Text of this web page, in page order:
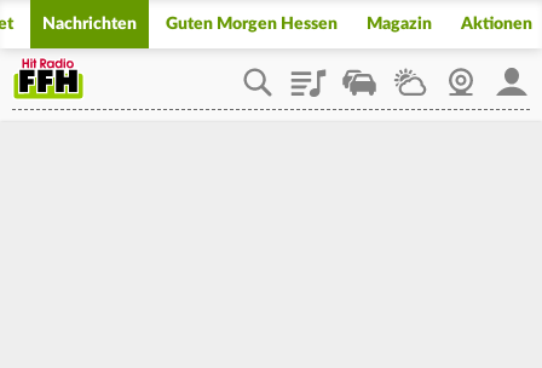
Nachrichten Guten Morgen Hessen Magazin Aktionen
PlaylistStaupilotWetterWebcam